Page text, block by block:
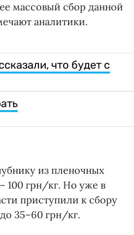
массовый сбор данной
аналитики.
что будет с
из пленочных
100 грн/кг. Но уже в
приступили к сбору
35–60 грн/кг.